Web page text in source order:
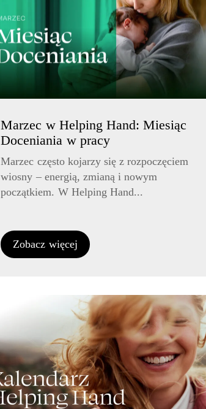
Marzec w Helping Hand: Miesiąc
Doceniania w pracy
Marzec często kojarzy się z rozpoczęciem
wiosny – energią, zmianą i nowym
początkiem. W Helping Hand...
Zobacz więcej